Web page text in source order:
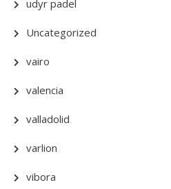
udyr padel
Uncategorized
vairo
valencia
valladolid
varlion
vibora